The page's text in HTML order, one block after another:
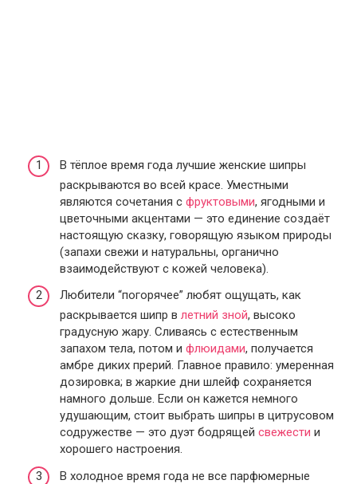
В тёплое время года лучшие женские шипры
раскрываются во всей красе. Уместными
являются сочетания с фруктовыми, ягодными и
цветочными акцентами — это единение создаёт
настоящую сказку, говорящую языком природы
(запахи свежи и натуральны, органично
взаимодействуют с кожей человека).
Любители “погорячее” любят ощущать, как
раскрывается шипр в летний зной, высоко
градусную жару. Сливаясь с естественным
запахом тела, потом и флюидами, получается
амбре диких прерий. Главное правило: умеренная
дозировка; в жаркие дни шлейф сохраняется
намного дольше. Если он кажется немного
удушающим, стоит выбрать шипры в цитрусовом
содружестве — это дуэт бодрящей свежести и
хорошего настроения.
В холодное время года не все парфюмерные